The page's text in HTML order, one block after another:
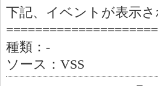
下記、イベントが表示さ
種類：-
ソース：VSS